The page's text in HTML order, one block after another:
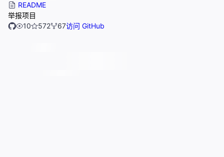
README
举报项目
10
572 67访问 GitHub